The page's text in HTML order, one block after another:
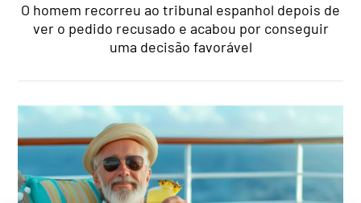
O homem recorreu ao tribunal espanhol depois de
ver o pedido recusado e acabou por conseguir
uma decisão favorável